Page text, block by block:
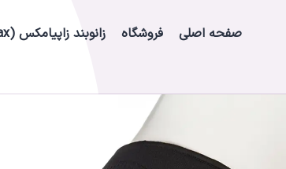
صفحه اصلی فروشگاه زانوبند زاپیامکس (Zapiamax)